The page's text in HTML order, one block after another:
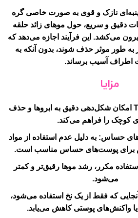
پنبه‌ای نازک و قوی به صورت خاصی گره
دقیق و سریع، حول موهای زائد حلقه
می‌کشد. این فرآیند اجازه می‌دهد که
به طور موثر حذف شوند، بدون آنکه به
اطراف آسیب برساند.
مزایا
: Threading امکان شکل‌دهی دقیق به ابروها و حذف
کوچک را فراهم می‌کند.
حساس: به دلیل عدم استفاده از مواد
برای پوست‌های حساس مناسب است.
مکرر، رشد موها رقیق‌تر و کمتر
می‌شود.
که فقط از یک نخ استفاده می‌شود،
واکنش‌های پوستی کاهش می‌یابد.